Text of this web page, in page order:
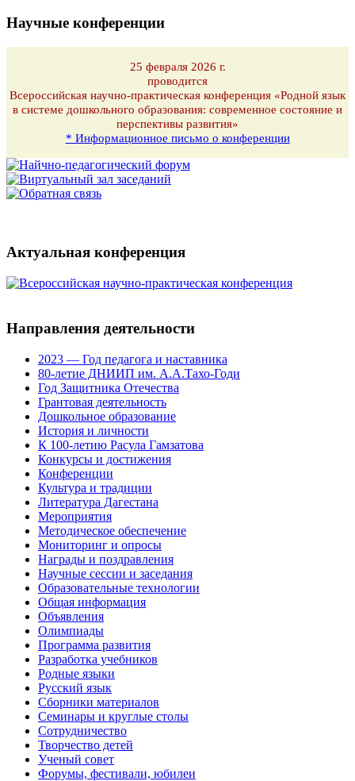
Научные конференции
25 февраля 2026 г.
проводится
Всероссийская научно-практическая конференция «Родной язык
в системе дошкольного образования: современное состояние и
перспективы развития»
* Информационное письмо о конференции
Актуальная конференция
Направления деятельности
2023 — Год педагога и наставника
80-летие ДНИИП им. А.А.Тахо-Годи
Год Защитника Отечества
Грантовая деятельность
Дошкольное образование
История и личности
К 100-летию Расула Гамзатова
Конкурсы и достижения
Конференции
Культура и традиции
Литература Дагестана
Мероприятия
Методическое обеспечение
Мониторинг и опросы
Награды и поздравления
Научные сессии и заседания
Образовательные технологии
Общая информация
Объявления
Олимпиады
Программа развития
Разработка учебников
Родные языки
Русский язык
Сборники материалов
Семинары и круглые столы
Сотрудничество
Творчество детей
Ученый совет
Форумы, фестивали, юбилеи